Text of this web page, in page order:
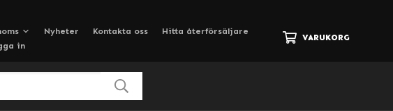
Nyheter Kontakta oss
Hitta återförsäljare
in
VARUKORG